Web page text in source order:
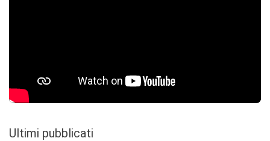
Ultimi pubblicati